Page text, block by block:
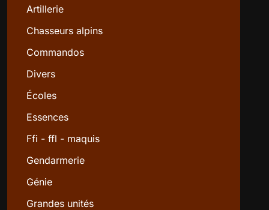
Artillerie
Chasseurs alpins
Commandos
Divers
Écoles
Essences
Ffi - ffl - maquis
Gendarmerie
Génie
Grandes unités